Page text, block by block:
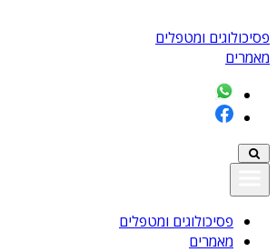
פסיכולוגים ומטפלים
מאמרים
פסיכולוגים ומטפלים
מאמרים